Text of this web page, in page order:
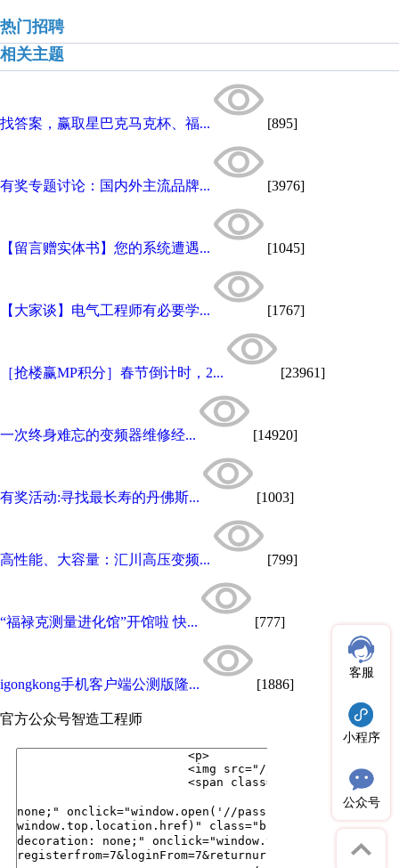
热门招聘
相关主题
找答案，赢取星巴克马克杯、福... [895]
有奖专题讨论：国内外主流品牌... [3976]
【留言赠实体书】您的系统遭遇... [1045]
【大家谈】电气工程师有必要学... [1767]
［抢楼赢MP积分］春节倒计时，2... [23961]
一次终身难忘的变频器维修经... [14920]
有奖活动:寻找最长寿的丹佛斯... [1003]
高性能、大容量：汇川高压变频... [799]
“福禄克测量进化馆”开馆啦 快... [777]
igongkong手机客户端公测版隆... [1886]
官方公众号智造工程师
客服
小程序
公众号